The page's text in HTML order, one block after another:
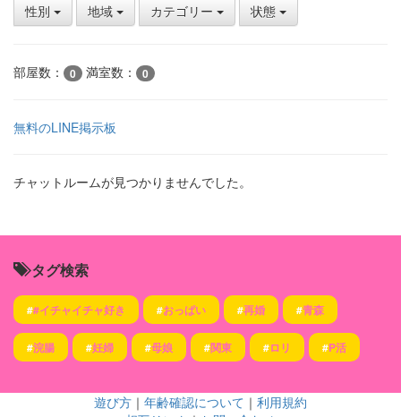
性別 地域 カテゴリー 状態
部屋数： 0 満室数： 0
無料のLINE掲示板
チャットルームが見つかりませんでした。
タグ検索
##イチャイチャ好き #おっぱい #再婚 #青森
#浣腸 #妊婦 #母娘 #関東 #ロリ #P活
遊び方 ｜ 年齢確認について ｜ 利用規約